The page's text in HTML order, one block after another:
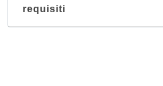
requisiti